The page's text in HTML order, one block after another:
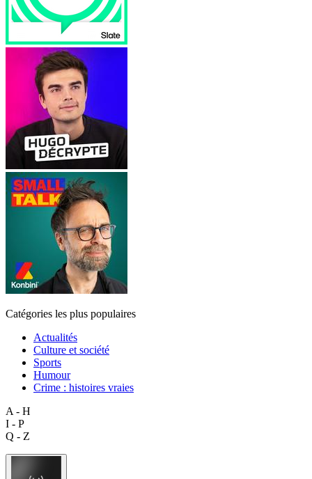
Catégories les plus populaires
Actualités
Culture et société
Sports
Humour
Crime : histoires vraies
A - H
I - P
Q - Z